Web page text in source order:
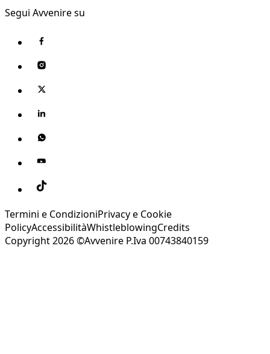
Segui Avvenire su
Termini e CondizioniPrivacy e Cookie
PolicyAccessibilitàWhistleblowingCredits
Copyright 2026 ©Avvenire P.Iva 00743840159